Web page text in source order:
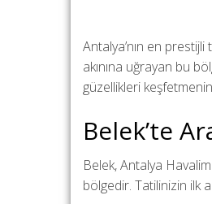
Antalya’nın en
akınına uğrayan bu
güzellikleri
Belek’te
Belek, Antalya
bölgedir. Tatilinizin ilk